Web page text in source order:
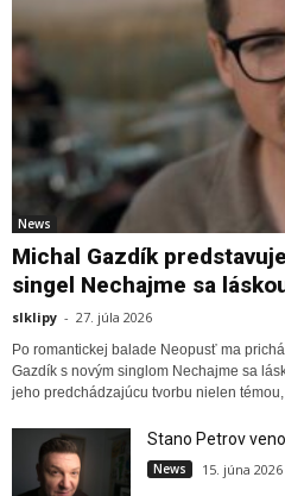
News
Michal Gazdík
singel Nechajme sa
slklipy - 27. júla 2026
Po romantickej balade Neopusť ma
Gazdík s novým singlom Nechajme sa
jeho predchádzajúcu tvorbu nielen
Stano Petrov
News 15. júna 2026